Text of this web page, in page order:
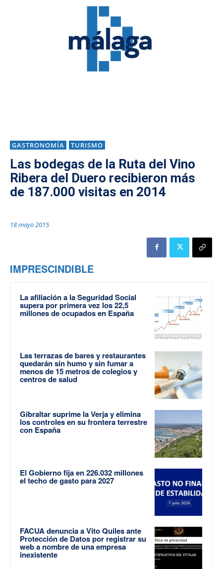
GASTRONOMÍA TURISMO
Las bodegas de la Ruta del Vino
Ribera del Duero recibieron más
de 187.000 visitas en 2014
18 mayo 2015
IMPRESCINDIBLE
La afiliación a la Seguridad Social
supera por primera vez los 22,5
millones de ocupados en España
Las terrazas de bares y restaurantes
quedarán sin humo y sin fumar a
menos de 15 metros de colegios y
centros de salud
Gibraltar suprime la Verja y elimina
los controles en su frontera terrestre
con España
El Gobierno fija en 226.032 millones
el techo de gasto para 2027
FACUA denuncia a Vito Quiles ante
Protección de Datos por registrar su
web a nombre de una empresa
inexistente